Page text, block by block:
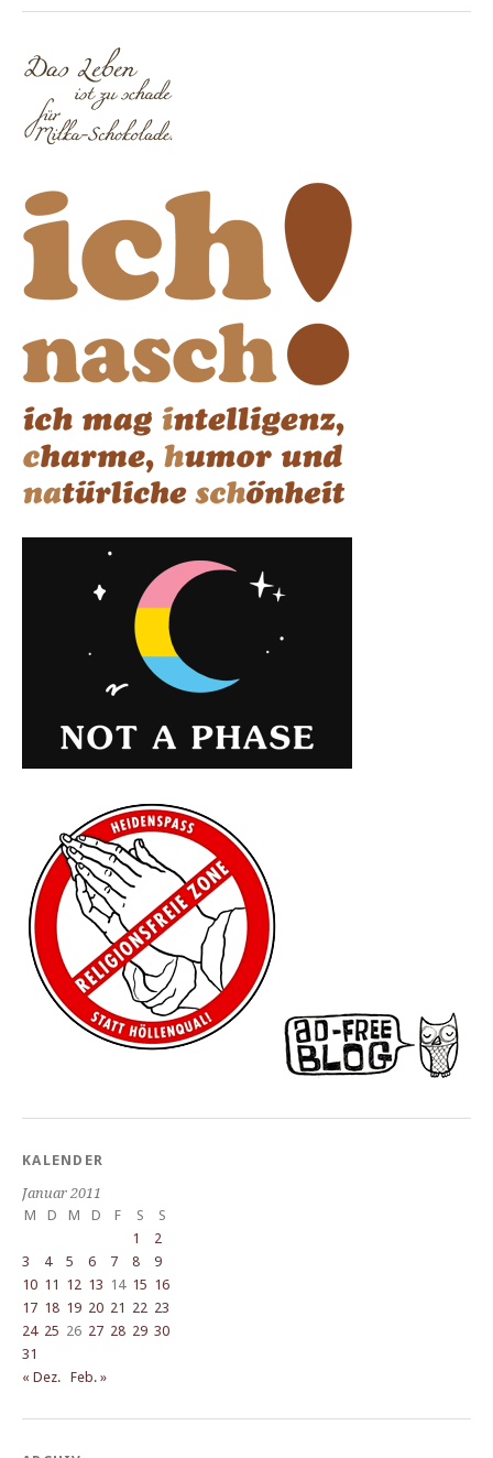
KALENDER
Januar 2011
M
D M D F S
S
1
2
3
4 5 6 7 8
9
10 11 12 13 14 15 16
17 18 19 20 21 22 23
24 25 26 27 28 29 30
31
« Dez. Feb. »